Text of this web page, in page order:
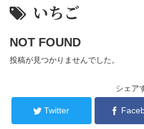
いちご
NOT FOUND
投稿が見つかりませんでした。
シェア
Twitter